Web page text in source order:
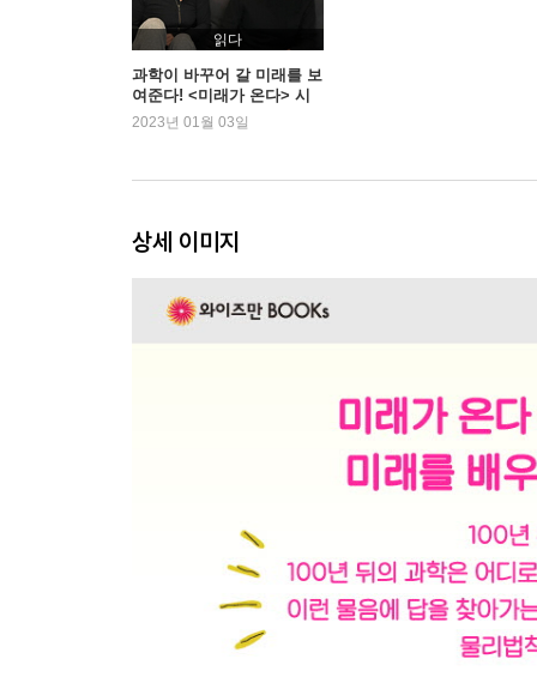
읽다
과학이 바꾸어 갈 미래를 보
여준다! <미래가 온다> 시
리즈
2023년 01월 03일
상세 이미지